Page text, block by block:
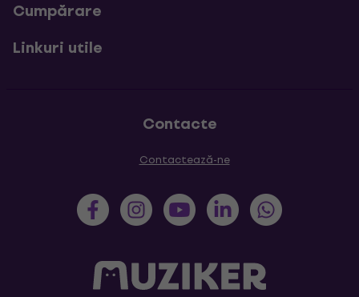
Cumpărare
Linkuri utile
Contacte
Contactează-ne